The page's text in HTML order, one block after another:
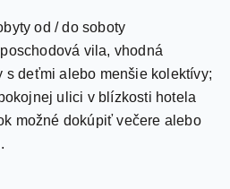
deťmi alebo menšie kolektívy;
ulici v blízkosti hotela
možné dokúpiť večere alebo